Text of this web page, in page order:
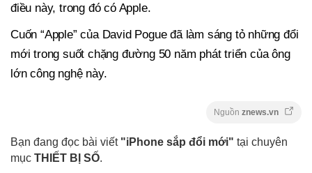
điều này, trong đó có Apple.
Cuốn “Apple” của David Pogue đã làm sáng tỏ những đổi
mới trong suốt chặng đường 50 năm phát triển của ông
lớn công nghệ này.
Nguồn znews.vn
Bạn đang đọc bài viết "iPhone sắp đổi mới" tại chuyên
mục THIẾT BỊ SỐ.